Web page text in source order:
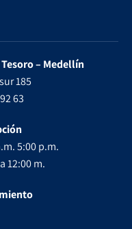
– Medellín
185
63
5:00 p.m.
12:00 m.